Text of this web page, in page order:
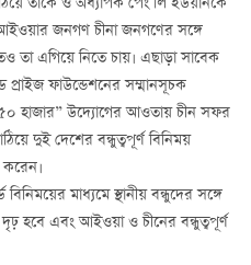
জনগণ চীনা জনগণের সঙ্গে
তা এগিয়ে নিতে চায়। এছাড়া সাবেক
ফুড প্রাইজ ফাউন্ডেশনের সম্মানসূচক
হাজার” উদ্যোগের আওতায় চীন সফর
দুই দেশের বন্ধুত্বপূর্ণ বিনিময়
মাধ্যমে স্থানীয় বন্ধুদের সঙ্গে
দৃঢ় হবে এবং আইওয়া ও চীনের বন্ধুত্বপূর্ণ